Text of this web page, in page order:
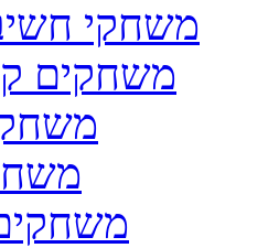
משחקי
משחקים